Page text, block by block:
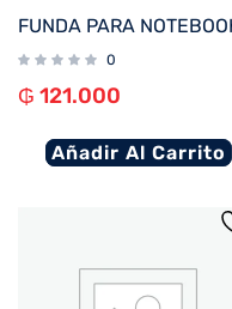
0
₲ 121.000
Añadir Al Carrito